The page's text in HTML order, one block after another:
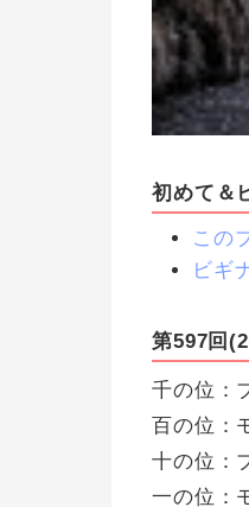
初めて＆
この
ビギ
第597回
千の位：
百の位：
十の位：
一の位：